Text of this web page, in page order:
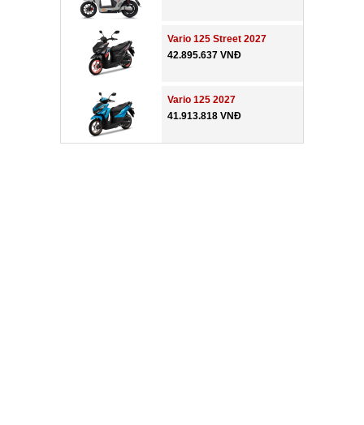
Vario 125 Street 2027
42.895.637 VNĐ
Vario 125 2027
41.913.818 VNĐ